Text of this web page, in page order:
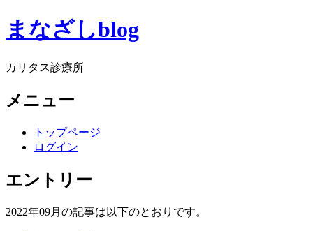
まなざしblog
カリタス診療所
メニュー
トップページ
ログイン
エントリー
2022年09月の記事は以下のとおりです。